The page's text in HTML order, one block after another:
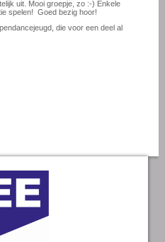
uit. Mooi groepje, zo :-) Enkele
spelen! Goed bezig hoor!
die voor een deel al